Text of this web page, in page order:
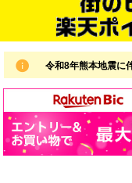
令和8年熊本地震に